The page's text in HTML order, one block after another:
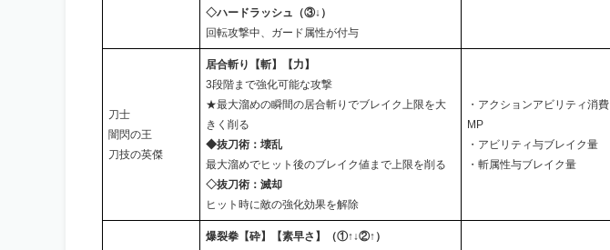
◇ハードラッシュ（③↓）
回転攻撃中、ガード属性が付与
刀士
闇閃の王
刀技の英傑
居合斬り【斬】【力】
3段階まで強化可能な攻撃
★最大溜めの瞬間の居合斬りでブレイク上限を大
きく削る
◆抜刀術：壊乱
最大溜めでヒット後のブレイク値まで上限を削る
◇抜刀術：滅却
ヒット時に敵の強化効果を解除
・アクションアビリティ消費
MP
・アビリティ与ブレイク量
・斬属性与ブレイク量
爆裂拳【砕】【素早さ】（①↑↓②↑）